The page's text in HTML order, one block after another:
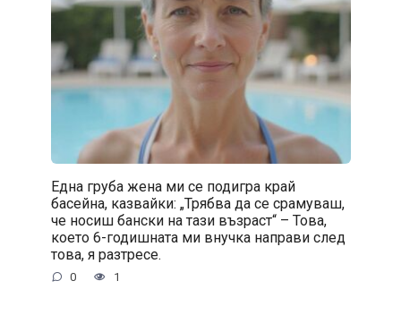
Една груба жена ми се подигра край
басейна, казвайки: „Трябва да се срамуваш,
че носиш бански на тази възраст“ – Това,
което 6-годишната ми внучка направи след
това, я разтресе.
0 1